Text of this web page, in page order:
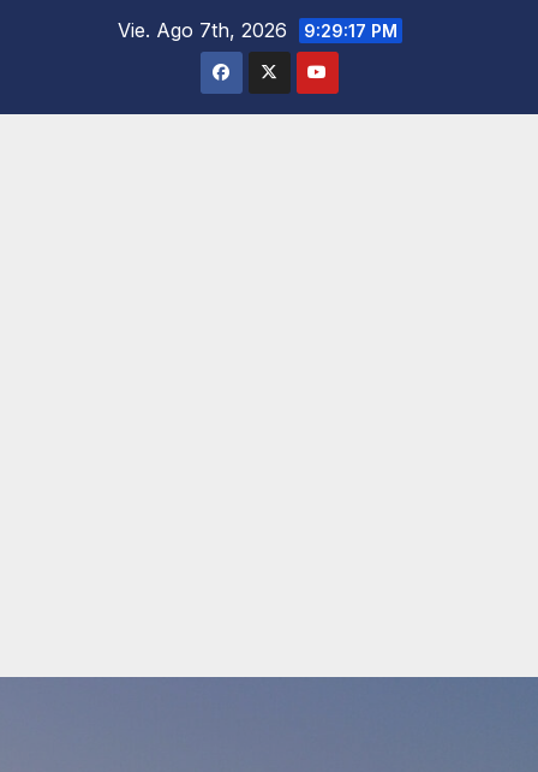
Vie. Ago 7th, 2026 9:29:18 PM